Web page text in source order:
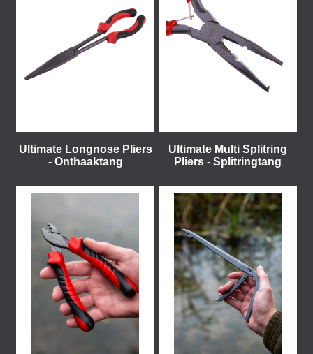
Ultimate Longnose Pliers
- Onthaaktang
Ultimate Multi Splitring
Pliers - Splitringtang